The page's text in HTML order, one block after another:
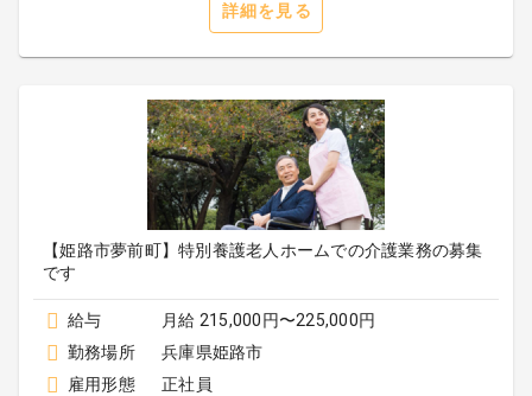
詳細を見る
【姫路市夢前町】特別養護老人ホームでの介護業務の募集
です
給与
月給 215,000円〜225,000円
勤務場所
兵庫県姫路市
雇用形態
正社員